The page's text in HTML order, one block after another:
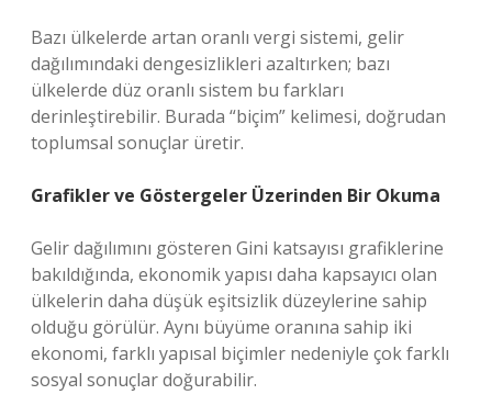
Bazı ülkelerde artan oranlı vergi sistemi, gelir
dağılımındaki dengesizlikleri azaltırken; bazı
ülkelerde düz oranlı sistem bu farkları
derinleştirebilir. Burada “biçim” kelimesi, doğrudan
toplumsal sonuçlar üretir.
Grafikler ve Göstergeler Üzerinden Bir Okuma
Gelir dağılımını gösteren Gini katsayısı grafiklerine
bakıldığında, ekonomik yapısı daha kapsayıcı olan
ülkelerin daha düşük eşitsizlik düzeylerine sahip
olduğu görülür. Aynı büyüme oranına sahip iki
ekonomi, farklı yapısal biçimler nedeniyle çok farklı
sosyal sonuçlar doğurabilir.